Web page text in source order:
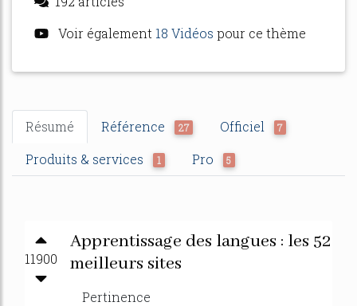
Voir également 18 Vidéos pour ce thème
Résumé Référence 27 Officiel 7
Produits & services 1 Pro 5
11900
Apprentissage des langues : les 52
meilleurs sites
Pertinence